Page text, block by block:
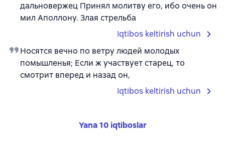
дальновержец Принял молитву его, ибо очень он
мил Аполлону. Злая стрельба
Iqtibos keltirish uchun
Носятся вечно по ветру людей молодых
помышленья; Если ж участвует старец, то
смотрит вперед и назад он,
Iqtibos keltirish uchun
Yana 10 iqtiboslar